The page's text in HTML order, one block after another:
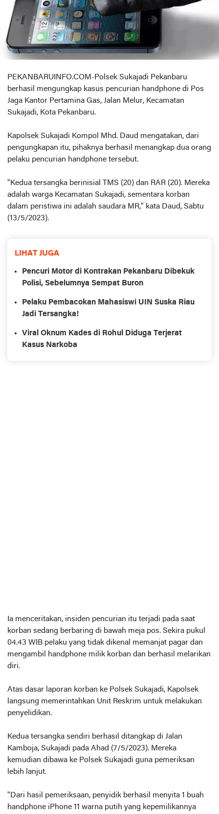
PEKANBARUINFO.COM-Polsek Sukajadi Pekanbaru
berhasil mengungkap kasus pencurian handphone di Pos
Jaga Kantor Pertamina Gas, Jalan Melur, Kecamatan
Sukajadi, Kota Pekanbaru.
Kapolsek Sukajadi Kompol Mhd. Daud mengatakan, dari
pengungkapan itu, pihaknya berhasil menangkap dua orang
pelaku pencurian handphone tersebut.
"Kedua tersangka berinisial TMS (20) dan RAR (20). Mereka
adalah warga Kecamatan Sukajadi, sementara korban
dalam peristiwa ini adalah saudara MR," kata Daud, Sabtu
(13/5/2023).
LIHAT JUGA
Pencuri Motor di Kontrakan Pekanbaru Dibekuk
Polisi, Sebelumnya Sempat Buron
Pelaku Pembacokan Mahasiswi UIN Suska Riau
Jadi Tersangka!
Viral Oknum Kades di Rohul Diduga Terjerat
Kasus Narkoba
Ia menceritakan, insiden pencurian itu terjadi pada saat
korban sedang berbaring di bawah meja pos. Sekira pukul
04.43 WIB pelaku yang tidak dikenal memanjat pagar dan
mengambil handphone milik korban dan berhasil melarikan
diri.
Atas dasar laporan korban ke Polsek Sukajadi, Kapolsek
langsung memerintahkan Unit Reskrim untuk melakukan
penyelidikan.
Kedua tersangka sendiri berhasil ditangkap di Jalan
Kamboja, Sukajadi pada Ahad (7/5/2023). Mereka
kemudian dibawa ke Polsek Sukajadi guna pemeriksan
lebih lanjut.
"Dari hasil pemeriksaan, penyidik berhasil menyita 1 buah
handphone iPhone 11 warna putih yang kepemilikannya